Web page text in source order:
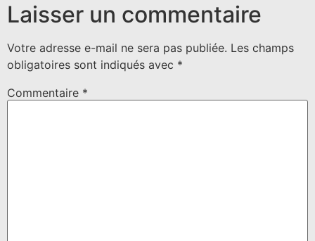
Laisser un commentaire
Votre adresse e-mail ne sera pas publiée. Les champs
obligatoires sont indiqués avec *
Commentaire *